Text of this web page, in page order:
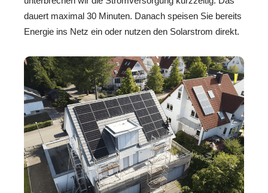
dauert maximal 30 Minuten. Danach speisen Sie bereits
Energie ins Netz ein oder nutzen den Solarstrom direkt.